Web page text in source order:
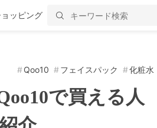
ッピング
Qoo10 フェイスパック 化粧水
で買える人